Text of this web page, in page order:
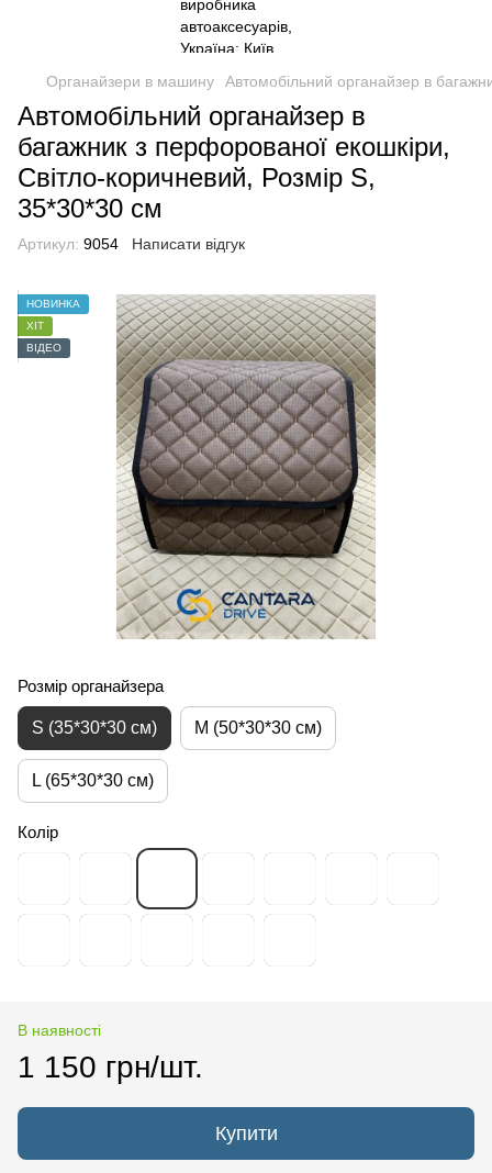
Органайзери в машину Автомобільний органайзер в
Автомобільний органайзер в
багажник з перфорованої екошкіри,
Світло-коричневий, Розмір S,
35*30*30 см
Артикул: 9054 Написати відгук
НОВИНКА
ХІТ
ВІДЕО
Розмір органайзера
S (35*30*30 см) M (50*30*30 см)
L (65*30*30 см)
Колір
В наявності
1 150 грн/шт.
Купити